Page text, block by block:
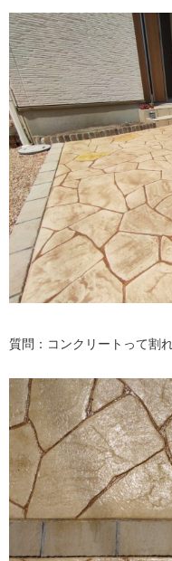
質問：コンクリートって割